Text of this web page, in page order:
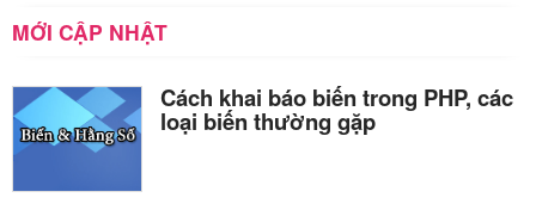
MỚI CẬP NHẬT
Cách khai báo biến trong PHP, các
loại biến thường gặp